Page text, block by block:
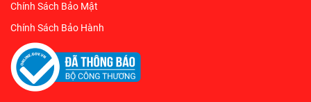
Chính Sách Bảo Mật
Chính Sách Bảo Hành